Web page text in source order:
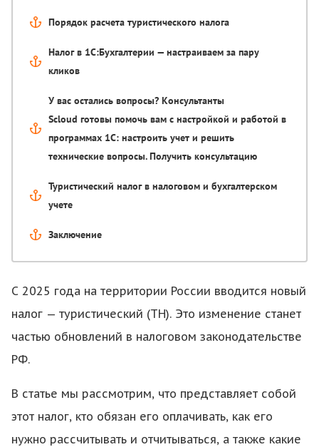
Порядок расчета туристического налога
Налог в 1С:Бухгалтерии — настраиваем за пару
кликов
У вас остались вопросы? Консультанты
Scloud готовы помочь вам с настройкой и работой в
программах 1С: настроить учет и решить
технические вопросы. Получить консультацию
Туристический налог в налоговом и бухгалтерском
учете
Заключение
С 2025 года на территории России вводится новый
налог — туристический (ТН). Это изменение станет
частью обновлений в налоговом законодательстве
РФ.
В статье мы рассмотрим, что представляет собой
этот налог, кто обязан его оплачивать, как его
нужно рассчитывать и отчитываться, а также какие